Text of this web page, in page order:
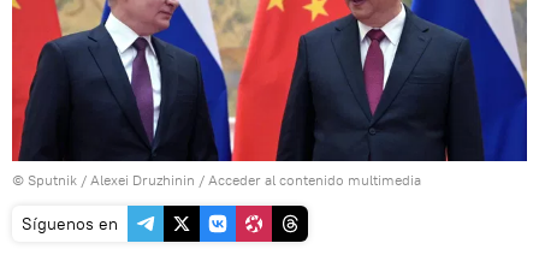
© Sputnik / Alexei Druzhinin / Acceder al contenido multimedia
Síguenos en